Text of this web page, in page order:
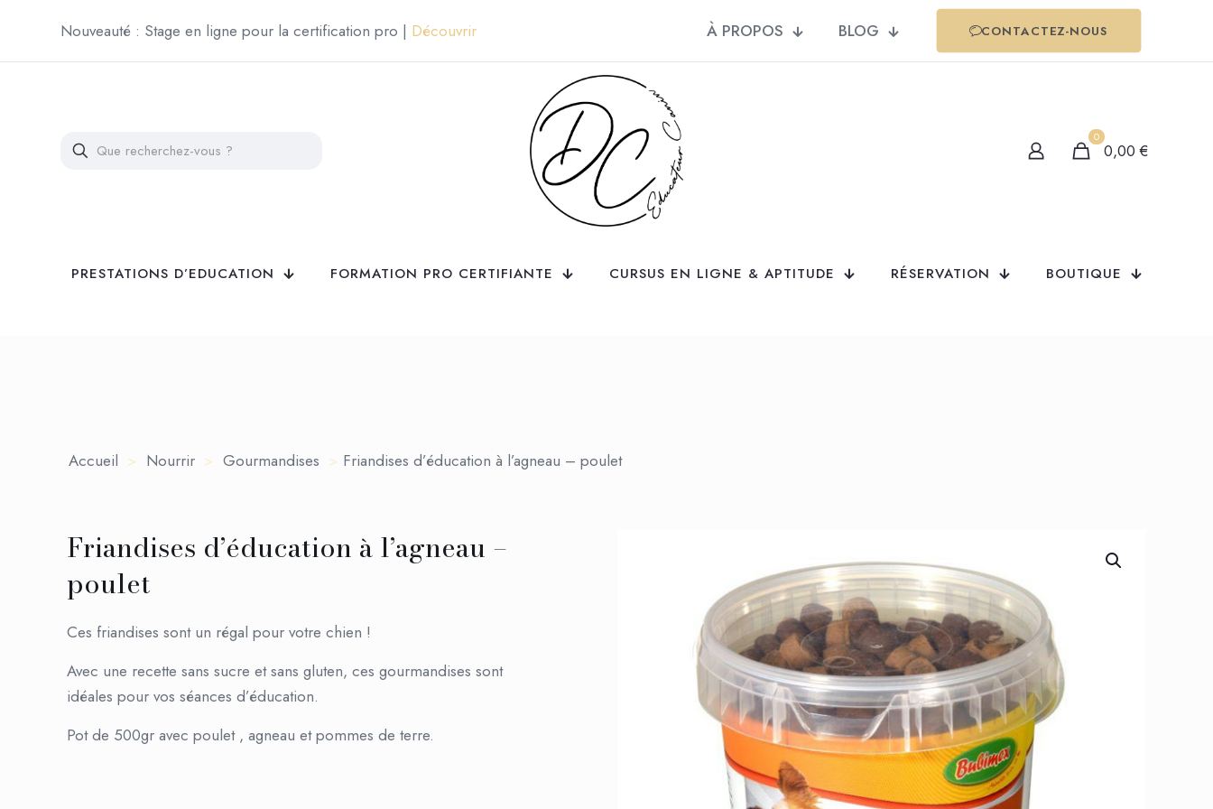
Nouveauté : Stage en ligne pour la certification pro | Découvrir À PROPOS BLOG CONTACTEZ-NOUS
0
0,00€
PRESTATIONS D’EDUCATION FORMATION PRO CERTIFIANTE CURSUS EN LIGNE & APTITUDE RÉSERVATION BOUTIQUE
Accueil > Nourrir > Gourmandises > Friandises d’éducation à l’agneau – poulet
Friandises d’éducation à l’agneau –
poulet
Ces friandises sont un régal pour votre chien !
Avec une recette sans sucre et sans gluten, ces gourmandises sont
idéales pour vos séances d’éducation.
Pot de 500gr avec poulet , agneau et pommes de terre.